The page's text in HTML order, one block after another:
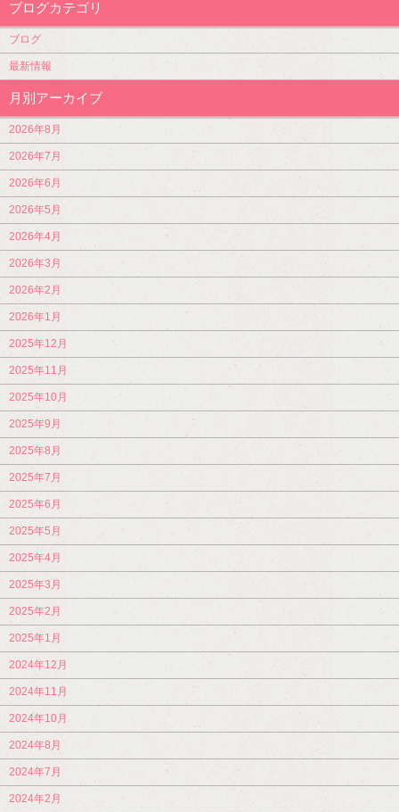
ブログカテゴリ
ブログ
最新情報
月別アーカイブ
2026年8月
2026年7月
2026年6月
2026年5月
2026年4月
2026年3月
2026年2月
2026年1月
2025年12月
2025年11月
2025年10月
2025年9月
2025年8月
2025年7月
2025年6月
2025年5月
2025年4月
2025年3月
2025年2月
2025年1月
2024年12月
2024年11月
2024年10月
2024年8月
2024年7月
2024年2月